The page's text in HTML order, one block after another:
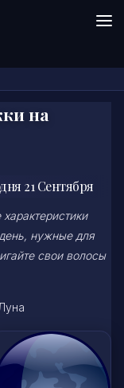
на
21 Сентября
нужные для
свои волосы